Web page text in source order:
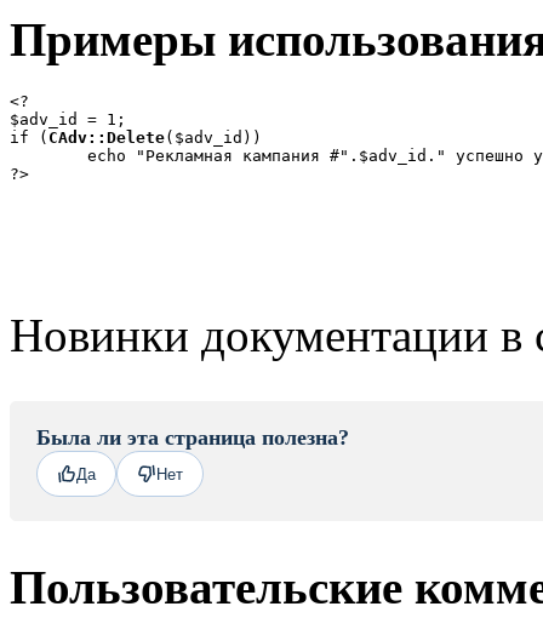
Примеры
<?
$adv_id = 1;
if ( CAdv::Delete($adv_id))
?>
Новинки документации в
Была ли эта страница полезна?
Да Нет
Пользовательские